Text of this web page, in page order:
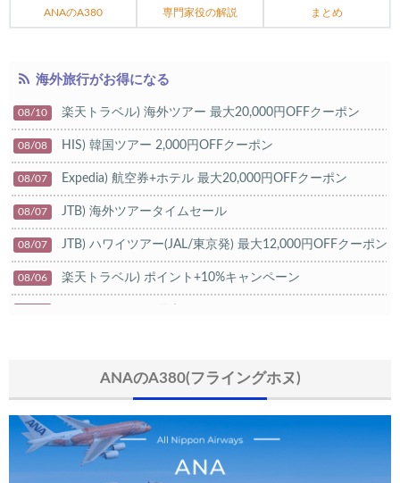
ANAのA380 専門家役の解説 まとめ
海外旅行がお得になる
08/10 楽天トラベル) 海外ツアー 最大20,000円OFFクーポン
08/08 HIS) 韓国ツアー 2,000円OFFクーポン
08/07 Expedia) 航空券+ホテル 最大20,000円OFFクーポン
08/07 JTB) 海外ツアータイムセール
08/07 JTB) ハワイツアー(JAL/東京発) 最大12,000円OFFクーポン
08/06 楽天トラベル) ポイント+10%キャンペーン
楽天トラベル) 海外ツアー 最大20,000円OFFクーポン
08/04 HIS) 航空券/航空券+ホテル 最大30,000円CB
Trip.com) 韓国旅 最大50%OFFセール
ANAのA380(フライングホヌ)